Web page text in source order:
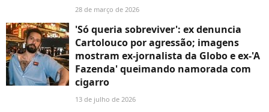
28 de março de 2026
'Só queria sobreviver': ex denuncia
Cartolouco por agressão; imagens
mostram ex-jornalista da Globo e ex-'A
Fazenda' queimando namorada com
cigarro
13 de julho de 2026